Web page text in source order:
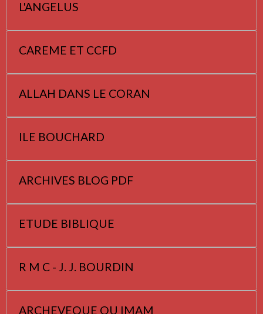
L'ANGELUS
CAREME ET CCFD
ALLAH DANS LE CORAN
ILE BOUCHARD
ARCHIVES BLOG PDF
ETUDE BIBLIQUE
R M C - J. J. BOURDIN
ARCHEVEQUE OU IMAM